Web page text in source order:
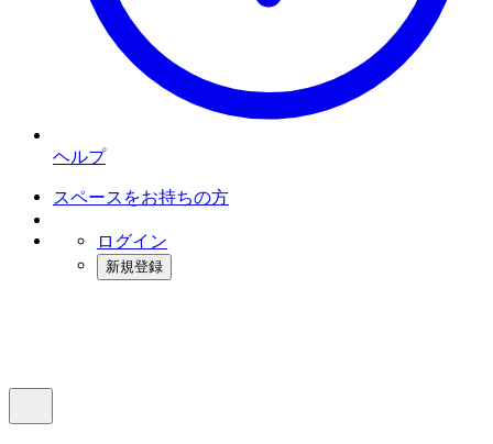
ヘルプ
スペースをお持ちの方
ログイン
新規登録